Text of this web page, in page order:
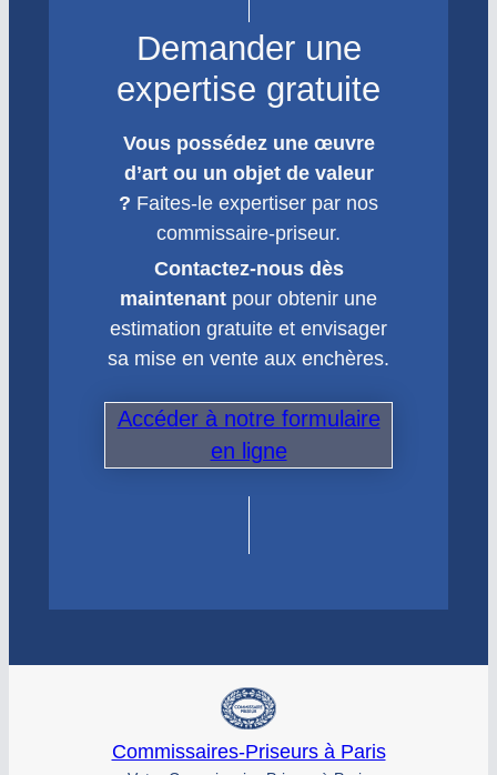
Demander une
expertise gratuite
Vous possédez une œuvre
d’art ou un objet de valeur
? Faites-le expertiser par nos
commissaire-priseur.
Contactez-nous dès
maintenant pour obtenir une
estimation gratuite et envisager
sa mise en vente aux enchères.
Accéder à notre formulaire
en ligne
Commissaires-Priseurs à Paris